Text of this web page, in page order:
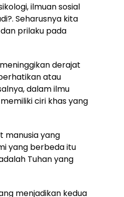
ilmuan sosial
Seharusnya kita
prilaku pada
derajat
atau
dalam ilmu
ciri khas yang
manusia yang
yang berbeda itu
Tuhan yang
menjadikan kedua